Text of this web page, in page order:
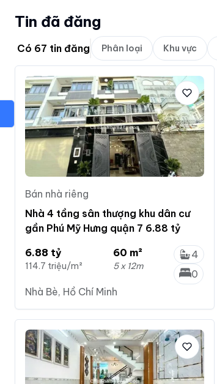
Tin đã đăng
Có 67 tin đăng Phân loại Khu vực
Bán nhà riêng
Nhà 4 tầng sân thượng khu dân cư
gần Phú Mỹ Hưng quận 7 6.88 tỷ
6.88 tỷ
114.7 triệu/m²
60 m²
5 x 12m
4
0
Nhà Bè, Hồ Chí Minh